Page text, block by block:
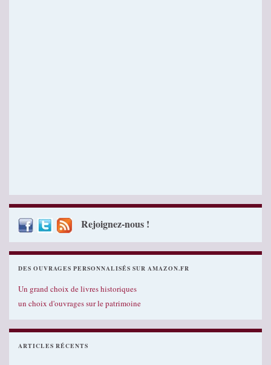
Rejoignez-nous !
DES OUVRAGES PERSONNALISÉS SUR AMAZON.FR
Un grand choix de livres historiques
un choix d'ouvrages sur le patrimoine
ARTICLES RÉCENTS